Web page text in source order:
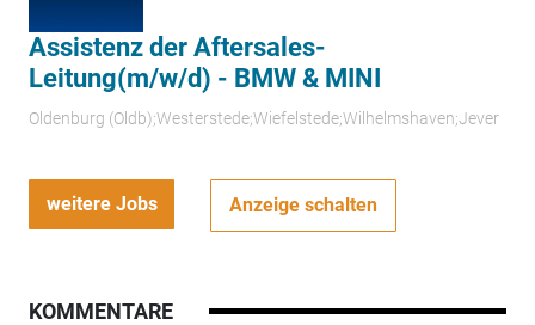
Assistenz der Aftersales-
Leitung(m/w/d) - BMW & MINI
Oldenburg (Oldb);Westerstede;Wiefelstede;Wilhelmshaven;Jever
weitere Jobs Anzeige schalten
KOMMENTARE